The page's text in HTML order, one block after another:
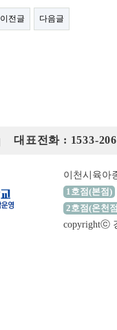
이전글 다음글
대표전화 : 1533-
이천시육아
1호점(본점)
2호점(온천
copyrightⓒ